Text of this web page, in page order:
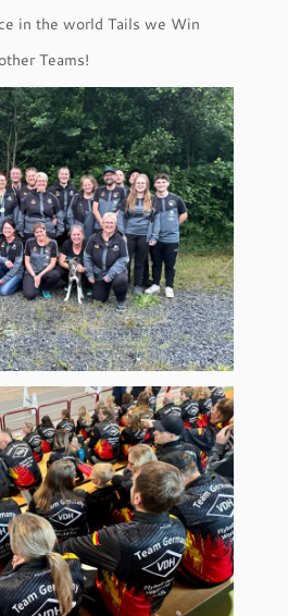
in the world Tails we Win
Teams!